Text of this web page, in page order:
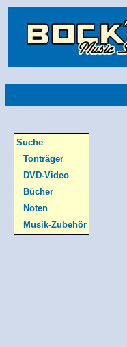
Suche
Tonträger
DVD-Video
Bücher
Noten
Musik-Zubehör